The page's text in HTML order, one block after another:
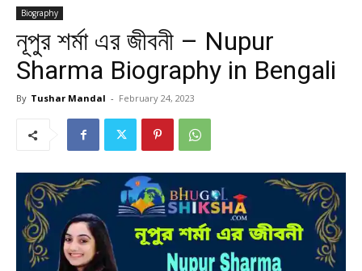
Biography
নূপুর শর্মা এর জীবনী – Nupur
Sharma Biography in Bengali
By Tushar Mandal - February 24, 2023